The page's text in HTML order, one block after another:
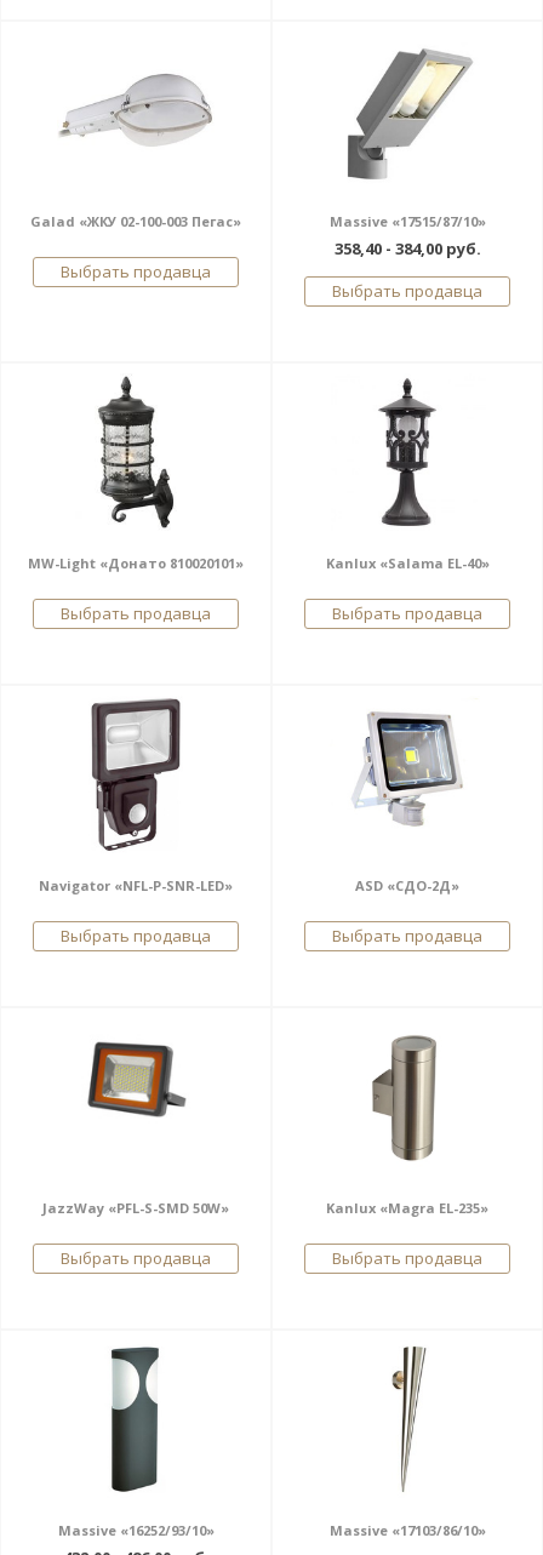
Galad «ЖКУ 02-100-003 Пегас»
Выбрать продавца
Massive «17515/87/10»
358,40 - 384,00 руб.
Выбрать продавца
MW-Light «Донато 810020101»
Выбрать продавца
Kanlux «Salama EL-40»
Выбрать продавца
Navigator «NFL-P-SNR-LED»
Выбрать продавца
ASD «СДО-2Д»
Выбрать продавца
JazzWay «PFL-S-SMD 50W»
Выбрать продавца
Kanlux «Magra EL-235»
Выбрать продавца
Massive «16252/93/10» Massive «17103/86/10»